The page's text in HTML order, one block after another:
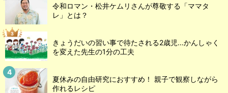
令和ロマン・松井ケムリさんが尊敬する「ママタ
レ」とは？
きょうだいの習い事で待たされる2歳児...かんしゃく
を変えた先生の1分の工夫
夏休みの自由研究におすすめ！ 親子で観察しながら
作れるレシピ